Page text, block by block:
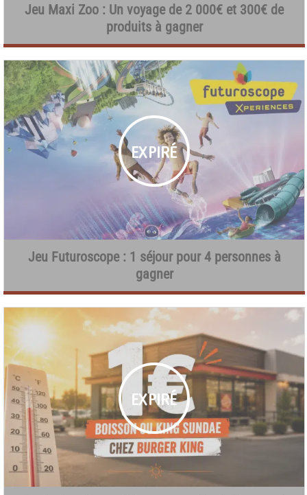
Jeu Maxi Zoo : Un voyage de 2 000€ et 300€ de
produits à gagner
Jeu Futuroscope : 1 séjour pour 4 personnes à
gagner